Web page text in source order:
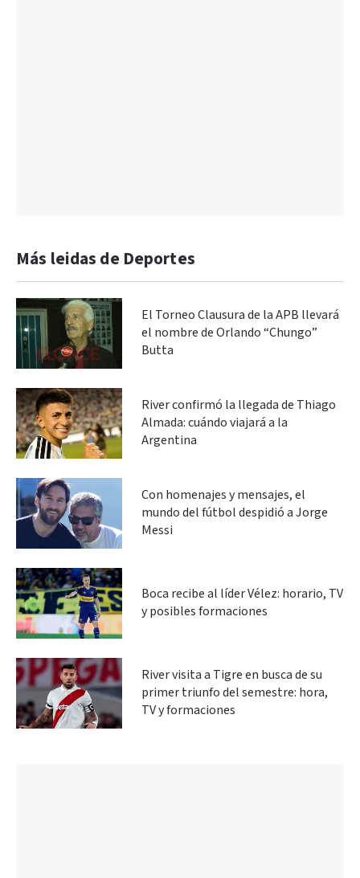
Más leidas de Deportes
El Torneo Clausura de la APB llevará
el nombre de Orlando “Chungo”
Butta
River confirmó la llegada de Thiago
Almada: cuándo viajará a la
Argentina
Con homenajes y mensajes, el
mundo del fútbol despidió a Jorge
Messi
Boca recibe al líder Vélez: horario, TV
y posibles formaciones
River visita a Tigre en busca de su
primer triunfo del semestre: hora,
TV y formaciones